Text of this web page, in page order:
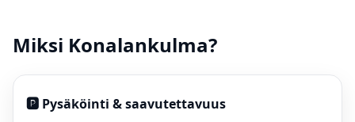
Miksi Konalankulma?
🅿️ Pysäköinti & saavutettavuus